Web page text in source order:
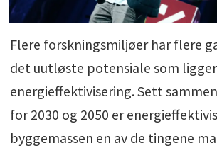
Flere forskningsmiljøer har flere
det uutløste potensiale som
energieffektivisering. Sett
for 2030 og 2050 er
byggemassen en av de tingene